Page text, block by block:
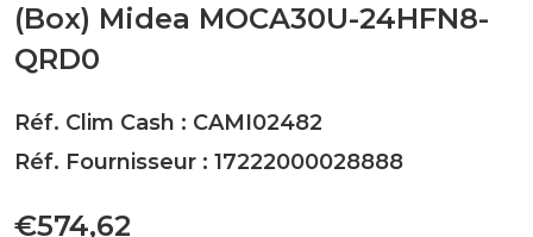
(Box) Midea MOCA30U-24HFN8-
QRD0
Réf. Clim Cash : CAMI02482
Réf. Fournisseur : 17222000028888
€574,62